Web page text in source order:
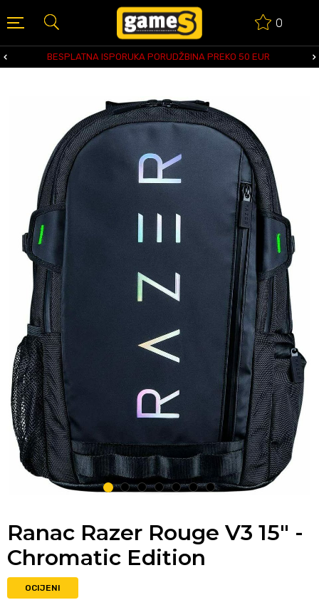
0
BESPLATNA ISPORUKA PORUDŽBINA PREKO 50 EUR
1 2 3 4 5 6 7
Ranac Razer Rouge V3 15" -
Chromatic Edition
OCIJENI